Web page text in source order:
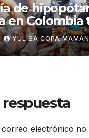
de
en Colombia
YULISA COPA
correo electrónico no